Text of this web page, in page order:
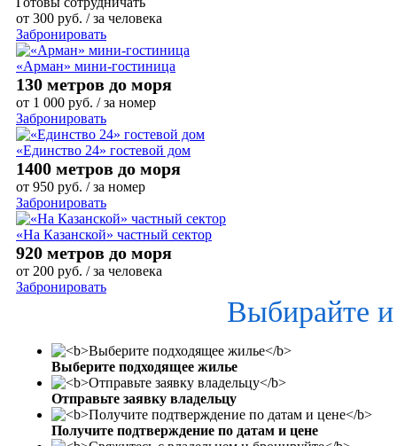
от 300 руб. / за человека
Забронировать
«Арман» мини-гостиница
130 метров до моря
от 1 000 руб. / за номер
Забронировать
«Единство 24» гостевой дом
1400 метров до моря
от 950 руб. / за номер
Забронировать
«На Казанской» частный сектор
920 метров до моря
от 200 руб. / за человека
Забронировать
Выбирайте
Выберите подходящее жилье
Отправьте заявку владельцу
Получите подтверждение по датам и цене